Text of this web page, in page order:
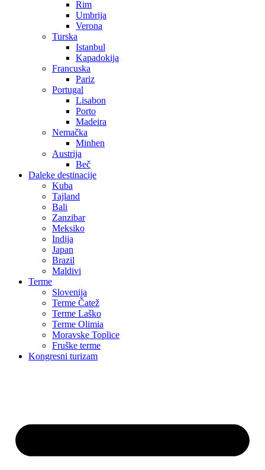
Rim
Umbrija
Verona
Turska
Istanbul
Kapadokija
Francuska
Pariz
Portugal
Lisabon
Porto
Madeira
Nemačka
Minhen
Austrija
Beč
Daleke destinacije
Kuba
Tajland
Bali
Zanzibar
Meksiko
Indija
Japan
Brazil
Maldivi
Terme
Slovenija
Terme Čatež
Terme Laško
Terme Olimia
Moravske Toplice
Fruške terme
Kongresni turizam